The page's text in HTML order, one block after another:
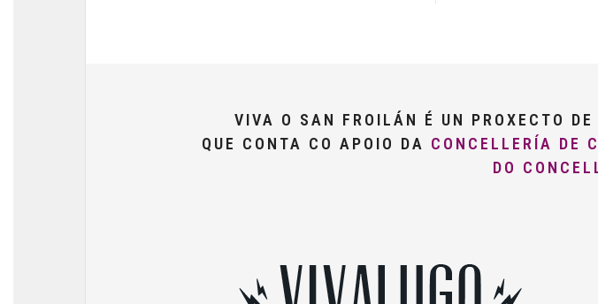
VIVA O SAN FROILÁN É UN PROXECTO DE
QUE CONTA CO APOIO DA CONCELLERÍA DE
DO